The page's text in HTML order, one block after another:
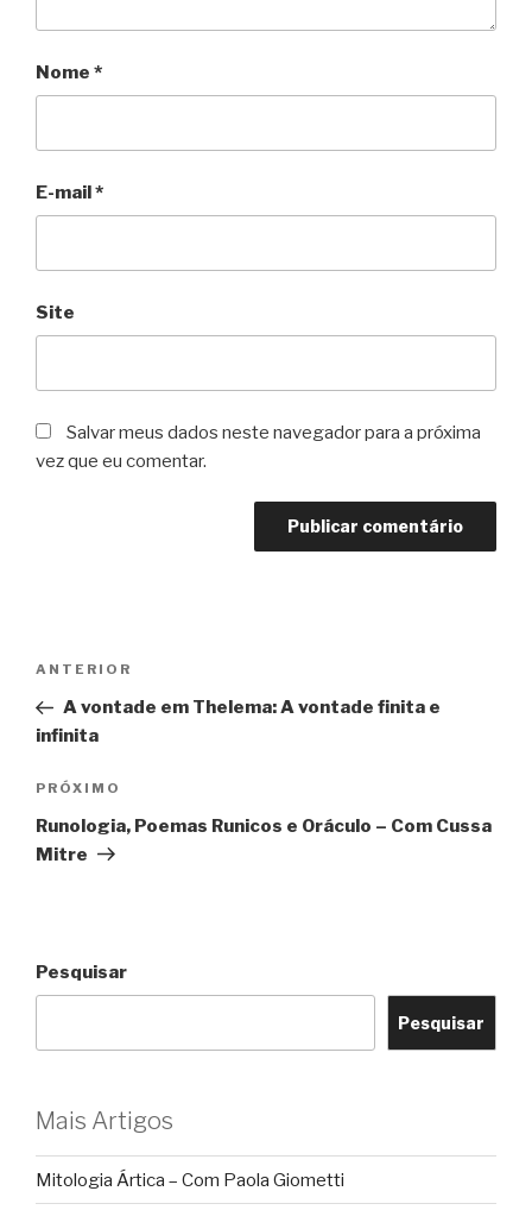
Nome *
E-mail*
Site
Salvar meus dados neste navegador para a próxima
vez que eu comentar.
Post
Post
anterior
ANTERIOR
A vontade em Thelema: A vontade finita e
infinita
Próximo
post
PRÓXIMO
Runologia, Poemas Runicos e Oráculo – Com Cussa
Mitre
Pesquisar
Pesquisar
Mais Artigos
Mitologia Ártica – Com Paola Giometti